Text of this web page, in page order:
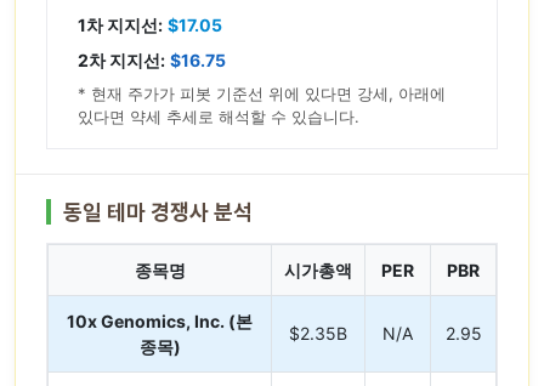
1차 지지선: $17.05
2차 지지선: $16.75
* 현재 주가가 피봇 기준선 위에 있다면 강세, 아래에
있다면 약세 추세로 해석할 수 있습니다.
동일 테마 경쟁사 분석
종목명 시가총액 PER PBR
10x Genomics, Inc. (본
종목)
$2.35B N/A 2.95